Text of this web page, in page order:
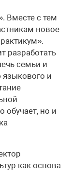
Вместе с тем
новое
разработать
семьи и
и
обучает, но и
как основа